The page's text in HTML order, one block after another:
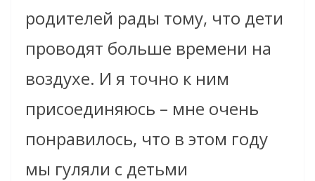
родителей рады тому, что дети
проводят больше времени на
воздухе. И я точно к ним
присоединяюсь – мне очень
понравилось, что в этом году
мы гуляли с детьми